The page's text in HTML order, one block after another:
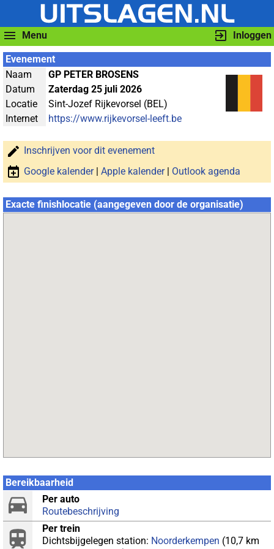
Menu Inloggen
Evenement
Naam
GP PETER BROSENS
Datum
Zaterdag 25 juli 2026
Locatie
Sint-Jozef Rijkevorsel (BEL)
Internet
https://www.rijkevorsel-leeft.be
Inschrijven voor dit evenement
Google kalender| Apple kalender| Outlook agenda
Exacte finishlocatie (aangegeven door de organisatie)
Bereikbaarheid
Per auto
Routebeschrijving
Per trein
Dichtsbijgelegen station: Noorderkempen (10,7 km